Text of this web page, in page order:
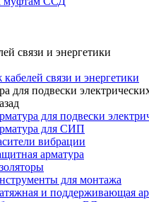
связи и энергетики
связи и энергетики
для подвески
для подвески
для СИП
вибрации
арматура
для монтажа
и поддерживающая